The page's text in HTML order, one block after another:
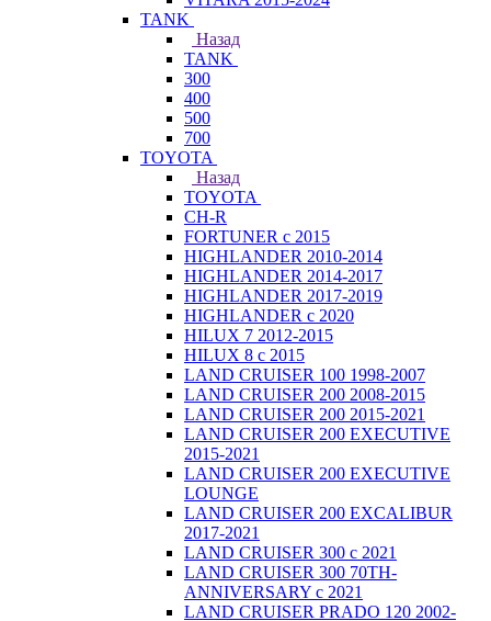
TANK
Назад
TANK
300
400
500
700
TOYOTA
Назад
TOYOTA
CH-R
FORTUNER с 2015
HIGHLANDER 2010-2014
HIGHLANDER 2014-2017
HIGHLANDER 2017-2019
HIGHLANDER с 2020
HILUX 7 2012-2015
HILUX 8 с 2015
LAND CRUISER 100 1998-2007
LAND CRUISER 200 2008-2015
LAND CRUISER 200 2015-2021
LAND CRUISER 200 EXECUTIVE
2015-2021
LAND CRUISER 200 EXECUTIVE
LOUNGE
LAND CRUISER 200 EXCALIBUR
2017-2021
LAND CRUISER 300 с 2021
LAND CRUISER 300 70TH-
ANNIVERSARY с 2021
LAND CRUISER PRADO 120 2002-